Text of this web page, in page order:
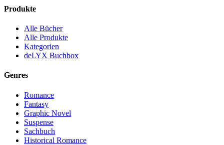
Produkte
Alle Bücher
Alle Produkte
Kategorien
deLYX Buchbox
Genres
Romance
Fantasy
Graphic Novel
Suspense
Sachbuch
Historical Romance